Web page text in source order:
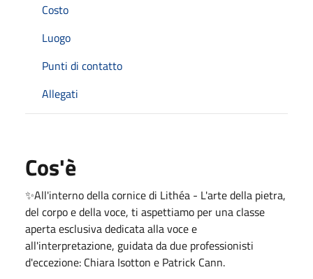
Costo
Luogo
Punti di contatto
Allegati
Cos'è
✨All'interno della cornice di Lithéa - L'arte della pietra,
del corpo e della voce, ti aspettiamo per una classe
aperta esclusiva dedicata alla voce e
all'interpretazione, guidata da due professionisti
d'eccezione: Chiara Isotton e Patrick Cann.